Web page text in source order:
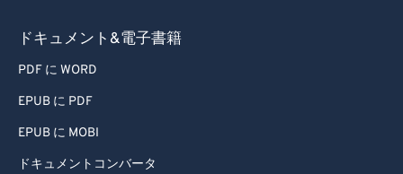
ドキュメント&電子書籍
PDF に WORD
EPUB に PDF
EPUB に MOBI
ドキュメントコンバータ